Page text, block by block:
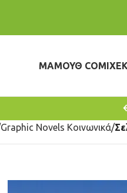
ΜΑΜΟΥΘ COMIX
Graphic Novels Κοινωνικά